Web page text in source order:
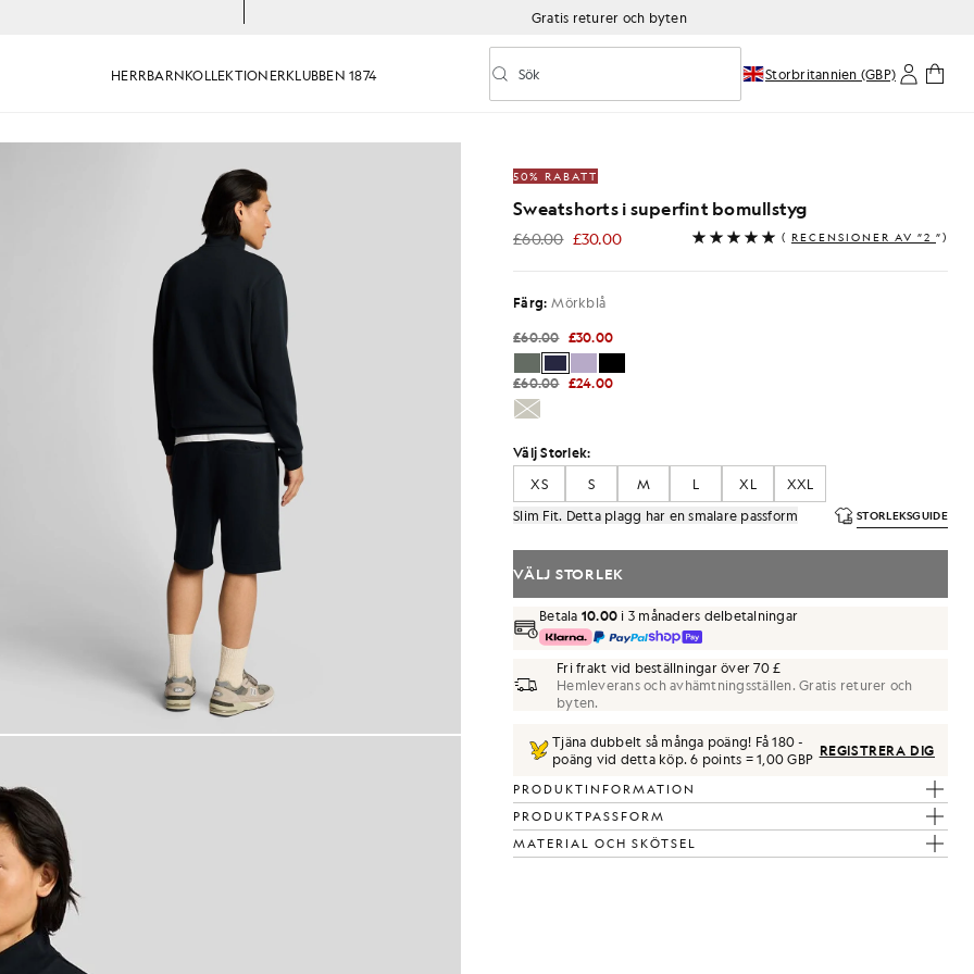
Gratis returer och byten
HERRBARNKOLLEKTIONERKLUBBEN 1874 Aktivera/inaktivera prediktiv sökning
Sök Storbritannien (GBP)
50% RABATT
Sweatshorts i superfint bomullstyg
£60.00 £30.00
£30.00 ( RECENSIONER AV ”2 ”)
Färg: Mörkblå
£60.00 £30.00
£60.00 £24.00
Välj Storlek:
XS
S M L XL
XXL
Slim Fit. Detta plagg har en smalare passform
STORLEKSGUIDE
VÄLJ STORLEK
Betala 10.00 i 3 månaders delbetalningar
Fri frakt vid beställningar över 70 £
Hemleverans och avhämtningsställen. Gratis returer och
byten.
Tjäna dubbelt så många poäng! Få180-
poäng vid detta köp.6 points = 1,00 GBP REGISTRERA DIG
PRODUKTINFORMATION
PRODUKTPASSFORM
MATERIAL OCH SKÖTSEL